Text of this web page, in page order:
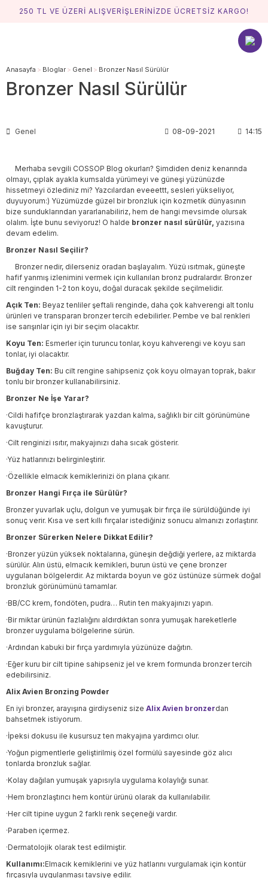
250 TL VE ÜZERİ ALIŞVERİŞLERİNİZDE ÜCRETSİZ KARGO!
Anasayfa Bloglar Genel Bronzer Nasıl Sürülür
Bronzer Nasıl Sürülür
Genel 08-09-2021 14:15
Merhaba sevgili COSSOP Blog okurları? Şimdiden deniz kenarında
olmayı, çıplak ayakla kumsalda yürümeyi ve güneşi yüzünüzde
hissetmeyi özlediniz mi? Yazcılardan eveeettt, sesleri yükseliyor,
duyuyorum:) Yüzümüzde güzel bir bronzluk için kozmetik dünyasının
bize sunduklarından yararlanabiliriz, hem de hangi mevsimde olursak
olalım. İşte bunu seviyoruz! O halde bronzer nasıl sürülür, yazısına
devam edelim.
Bronzer Nasıl Seçilir?
Bronzer nedir, dilerseniz oradan başlayalım. Yüzü ısıtmak, güneşte
hafif yanmış izlenimini vermek için kullanılan bronz pudralardır. Bronzer
cilt renginden 1-2 ton koyu, doğal duracak şekilde seçilmelidir.
Açık Ten: Beyaz tenliler şeftali renginde, daha çok kahverengi alt tonlu
ürünleri ve transparan bronzer tercih edebilirler. Pembe ve bal renkleri
ise sarışınlar için iyi bir seçim olacaktır.
Koyu Ten: Esmerler için turuncu tonlar, koyu kahverengi ve koyu sarı
tonlar, iyi olacaktır.
Buğday Ten: Bu cilt rengine sahipseniz çok koyu olmayan toprak, bakır
tonlu bir bronzer kullanabilirsiniz.
Bronzer Ne İşe Yarar?
·Cildi hafifçe bronzlaştırarak yazdan kalma, sağlıklı bir cilt görünümüne
kavuşturur.
·Cilt renginizi ısıtır, makyajınızı daha sıcak gösterir.
·Yüz hatlarınızı belirginleştirir.
·Özellikle elmacık kemiklerinizi ön plana çıkarır.
Bronzer Hangi Fırça ile Sürülür?
Bronzer yuvarlak uçlu, dolgun ve yumuşak bir fırça ile sürüldüğünde iyi
sonuç verir. Kısa ve sert kıllı fırçalar istediğiniz sonucu almanızı zorlaştırır.
Bronzer Sürerken Nelere Dikkat Edilir?
·Bronzer yüzün yüksek noktalarına, güneşin değdiği yerlere, az miktarda
sürülür. Alın üstü, elmacık kemikleri, burun üstü ve çene bronzer
uygulanan bölgelerdir. Az miktarda boyun ve göz üstünüze sürmek doğal
bronzluk görünümünü tamamlar.
·BB/CC krem, fondöten, pudra… Rutin ten makyajınızı yapın.
·Bir miktar ürünün fazlalığını aldırdıktan sonra yumuşak hareketlerle
bronzer uygulama bölgelerine sürün.
·Ardından kabuki bir fırça yardımıyla yüzünüze dağıtın.
·Eğer kuru bir cilt tipine sahipseniz jel ve krem formunda bronzer tercih
edebilirsiniz.
Alix Avien Bronzing Powder
En iyi bronzer, arayışına girdiyseniz size Alix Avien bronzerdan
bahsetmek istiyorum.
·İpeksi dokusu ile kusursuz ten makyajına yardımcı olur.
·Yoğun pigmentlerle geliştirilmiş özel formülü sayesinde göz alıcı
tonlarda bronzluk sağlar.
·Kolay dağılan yumuşak yapısıyla uygulama kolaylığı sunar.
·Hem bronzlaştırıcı hem kontür ürünü olarak da kullanılabilir.
·Her cilt tipine uygun 2 farklı renk seçeneği vardır.
·Paraben içermez.
·Dermatolojik olarak test edilmiştir.
Kullanımı:Elmacık kemiklerini ve yüz hatlarını vurgulamak için kontür
fırçasıyla uygulanması tavsiye edilir.